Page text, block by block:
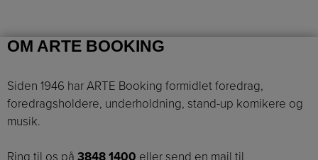
OM ARTE BOOKING
Siden 1946 har ARTE Booking formidlet foredrag,
foredragsholdere, underholdning, stand-up komikere og
musik.